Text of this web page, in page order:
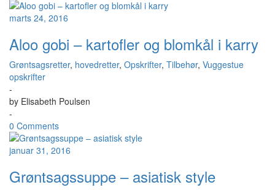
marts 24, 2016
Aloo gobi – kartofler og blomkål i karry
Grøntsagsretter, hovedretter, Opskrifter, Tilbehør, Vuggestue
opskrifter
-
by Elisabeth Poulsen
-
0 Comments
januar 31, 2016
Grøntsagssuppe – asiatisk style